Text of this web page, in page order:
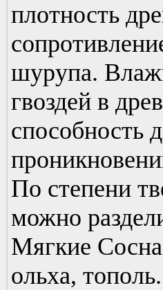
плотность
шурупа.
гвоздей в
способность
По степени
можно
Мягкие
ольха, тополь.